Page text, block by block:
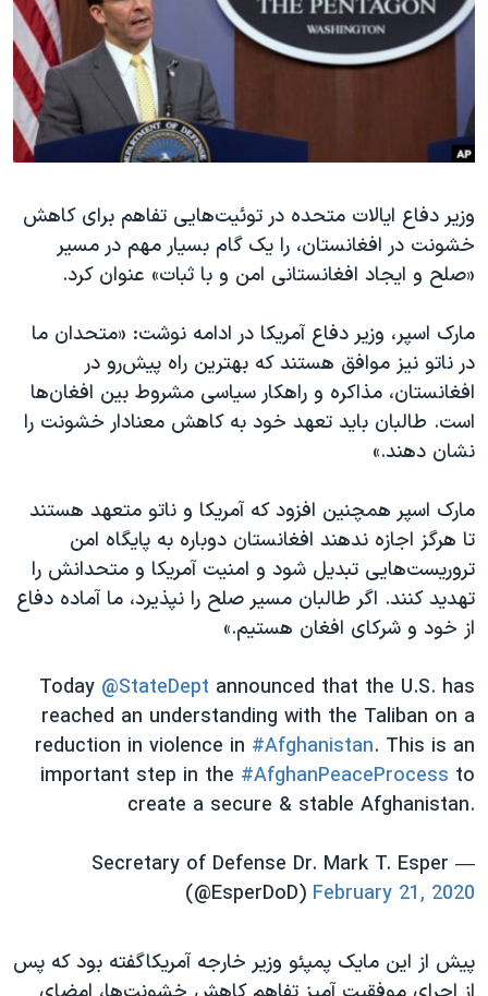
فرهنگ و زندگی
حقوق شهروندی
علم و فناوری
گالری عکس
آرشیو پخش زنده
مستندها
انتخابات ریاست جمهوری آمریکا ۲۰۲۴
رمز مهسا
اعتراضات زن، زندگی، آزادی
مجموعه مستندهای دادخواهی
دادگاه حمید نوری
چهل سال گروگان‌گیری
قانون شفافیت دارائی کادر رهبری ایران
اعتراضات مردمی آبان ۹۸
نرگس محمدی برنده جایزه نوبل صلح
همایش محافظه‌کاران آمریکا «سی‌پک»
صفحه‌های ویژه
دنبال کنید
زبانهای مختلف
وزیر دفاع ایالات متحده در توئیت‌هایی تفاهم برای کاهش
خشونت در افغانستان، را یک گام بسیار مهم در مسیر
«صلح و ایجاد افغانستانی امن و با ثبات» عنوان کرد.
مارک اسپر، وزیر دفاع آمریکا در ادامه نوشت: «متحدان ما
در ناتو نیز موافق هستند که بهترین راه پیش‌رو در
افغانستان، مذاکره و راهکار سیاسی مشروط بین افغان‌ها
است. طالبان باید تعهد خود به کاهش معنادار خشونت را
نشان دهند.»
مارک اسپر همچنین افزود که آمریکا و ناتو متعهد هستند
تا هرگز اجازه ندهند افغانستان دوباره به پایگاه امن
تروریست‌هایی تبدیل شود و امنیت آمریکا و متحدانش را
تهدید کنند. اگر طالبان مسیر صلح را نپذیرد، ما آماده دفاع
از خود و شرکای افغان هستیم.»
Today @StateDept announced that the U.S. has
reached an understanding with the Taliban on a
reduction in violence in #Afghanistan. This is an
important step in the #AfghanPeaceProcess to
create a secure & stable Afghanistan.
— Secretary of Defense Dr. Mark T. Esper
(@EsperDoD) February 21, 2020
پیش از این مایک پمپئو وزیر خارجه آمریکاگفته بود که پس